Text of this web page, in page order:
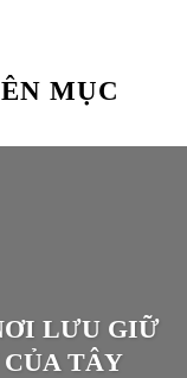
MỤC
LƯU GIỮ
TÂY